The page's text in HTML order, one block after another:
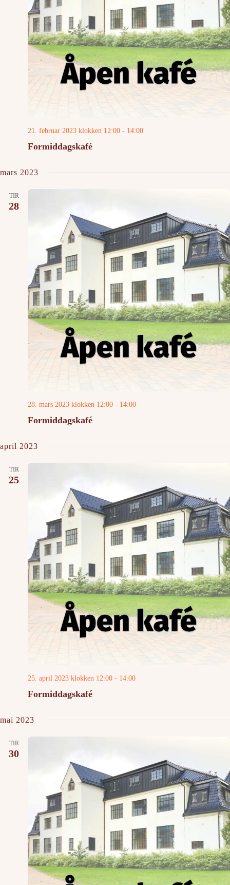
Formiddagskafé
21. februar 2023 klokken 12:00 - 14:00
mars 2023
TIR
28
Formiddagskafé
28. mars 2023 klokken 12:00 - 14:00
april 2023
TIR
25
Formiddagskafé
25. april 2023 klokken 12:00 - 14:00
mai 2023
TIR
30